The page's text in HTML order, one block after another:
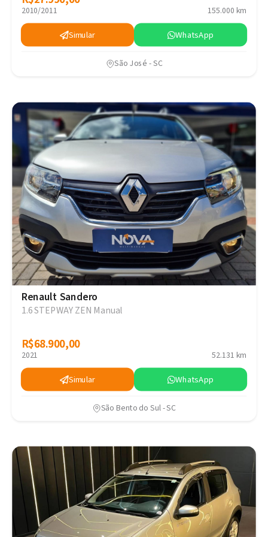
2010/2011 155.000 km
Simular WhatsApp
São José - SC
Renault Sandero
1.6 STEPWAY ZEN Manual
R$68.900,00
R$68.900,00
2021 52.131 km
Simular WhatsApp
São Bento do Sul - SC